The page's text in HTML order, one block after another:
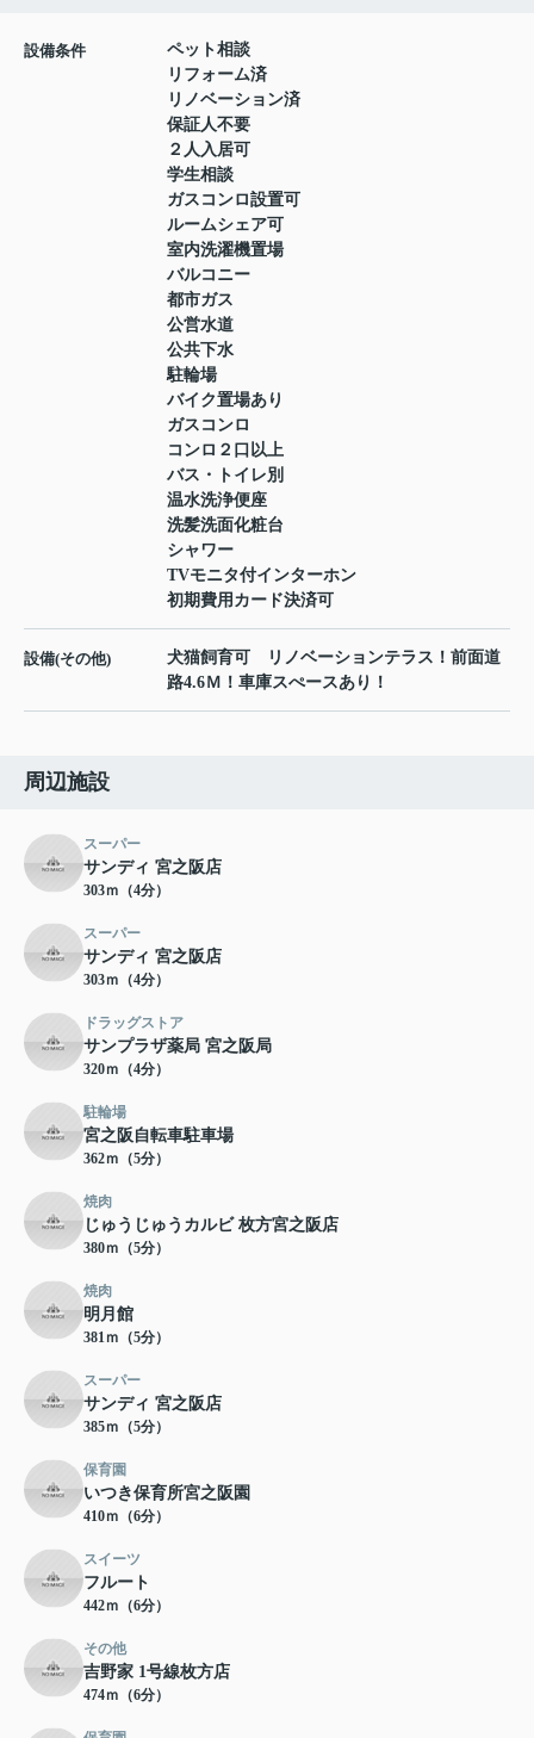
設備条件
ペット相談
リフォーム済
リノベーション済
保証人不要
２人入居可
学生相談
ガスコンロ設置可
ルームシェア可
室内洗濯機置場
バルコニー
都市ガス
公営水道
公共下水
駐輪場
バイク置場あり
ガスコンロ
コンロ２口以上
バス・トイレ別
温水洗浄便座
洗髪洗面化粧台
シャワー
TVモニタ付インターホン
初期費用カード決済可
設備(その他)
犬猫飼育可 リノベーションテラス！前面道
路4.6Ｍ！車庫スぺースあり！
周辺施設
スーパー
サンディ 宮之阪店
303ｍ（4分）
スーパー
サンディ 宮之阪店
303ｍ（4分）
ドラッグストア
サンプラザ薬局 宮之阪局
320ｍ（4分）
駐輪場
宮之阪自転車駐車場
362ｍ（5分）
焼肉
じゅうじゅうカルビ 枚方宮之阪店
380ｍ（5分）
焼肉
明月館
381ｍ（5分）
スーパー
サンディ 宮之阪店
385ｍ（5分）
保育園
いつき保育所宮之阪園
410ｍ（6分）
スイーツ
フルート
442ｍ（6分）
その他
吉野家 1号線枚方店
474ｍ（6分）